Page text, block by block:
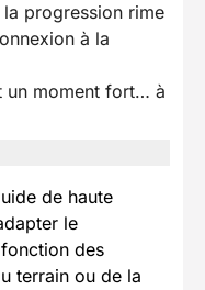
progression rime
à la
un moment fort… à
de haute
le
des
terrain ou de la